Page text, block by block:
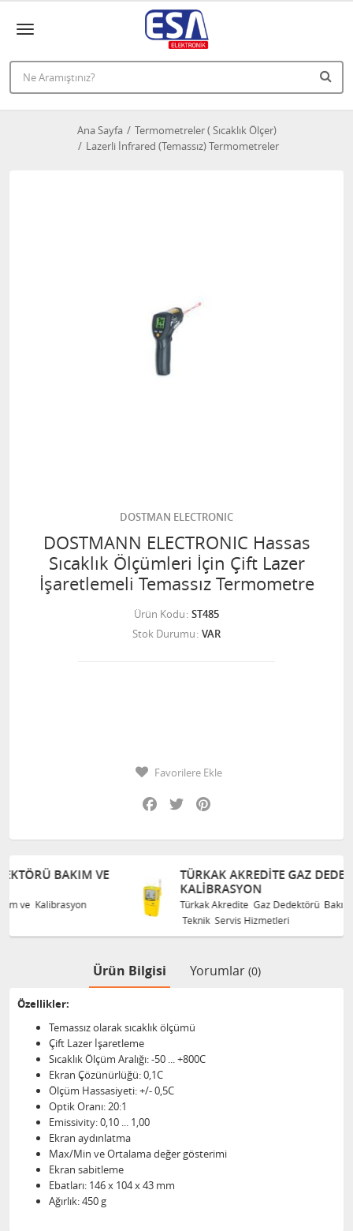
Ana Sayfa
Termometreler ( Sıcaklık Ölçer)
Lazerli İnfrared (Temassız) Termometreler
DOSTMAN ELECTRONIC
DOSTMANN ELECTRONIC Hassas
Sıcaklık Ölçümleri İçin Çift Lazer
İşaretlemeli Temassız Termometre
Ürün Kodu ST485
Stok Durumu VAR
Favorilere Ekle
Facebook
Twitter
VE
TÜRKAK AKREDITE GAZ DEDEKTÖRÜ BAKIM VE
KALIBRASYON
Türkak Akredite Gaz Dedektörü Bakım ve Kalibrasyon
Teknik Servis Hizmetleri
Ürün Bilgisi Yorumlar (0)
Özellikler:
Temassız olarak sıcaklık ölçümü
Çift Lazer İşaretleme
Sıcaklık Ölçüm Aralığı: -50 ... +800C
Ekran Çözünürlüğü: 0,1C
Ölçüm Hassasiyeti: +/- 0,5C
Optik Oranı: 20:1
Emissivity: 0,10 ... 1,00
Ekran aydınlatma
Max/Min ve Ortalama değer gösterimi
Ekran sabitleme
Ebatları: 146 x 104 x 43 mm
Ağırlık: 450 g